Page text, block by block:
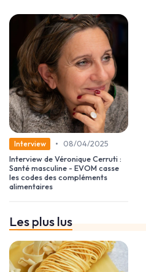
Interview •
08/04/2025
Interview de Véronique Cerruti :
Santé masculine - EVOM casse
les codes des compléments
alimentaires
Les plus lus